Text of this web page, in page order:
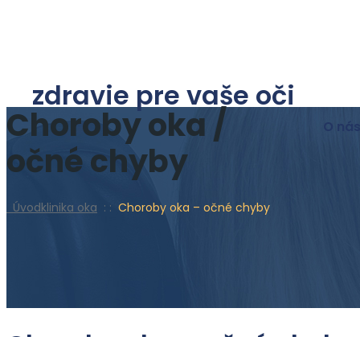
zdravie pre vaše oči
O nás
Choroby oka /
očné chyby
Úvodklinika oka : : Choroby oka – očné chyby